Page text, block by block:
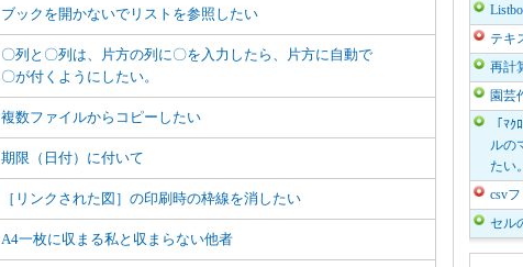
ブックを開かないでリストを参照したい
〇列と〇列は、片方の列に〇を入力したら、片方に自動で
〇が付くようにしたい。
複数ファイルからコピーしたい
期限（日付）に付いて
［リンクされた図］の印刷時の枠線を消したい
A4一枚に収まる私と収まらない他者
テキ
再計
園芸
「ﾏ
ルの
たい
csv
セル